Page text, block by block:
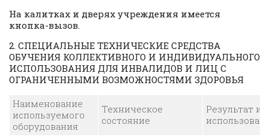
На калитках и дверях учреждения имеется
кнопка-вызов.
2. СПЕЦИАЛЬНЫЕ ТЕХНИЧЕСКИЕ СРЕДСТВА
ОБУЧЕНИЯ КОЛЛЕКТИВНОГО И ИНДИВИДУАЛЬНОГО
ИСПОЛЬЗОВАНИЯ ДЛЯ ИНВАЛИДОВ И ЛИЦ С
ОГРАНИЧЕННЫМИ ВОЗМОЖНОСТЯМИ ЗДОРОВЬЯ
Наименование
используемого
оборудования
Техническое
состояние
Результат и